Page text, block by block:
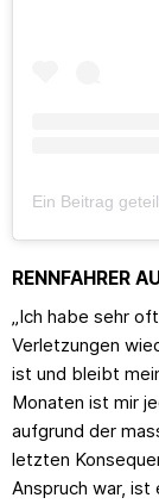
RENNFAHRER
„Ich habe sehr
Verletzungen
ist und bleibt
Monaten ist mir
aufgrund der
letzten
Anspruch war, ist